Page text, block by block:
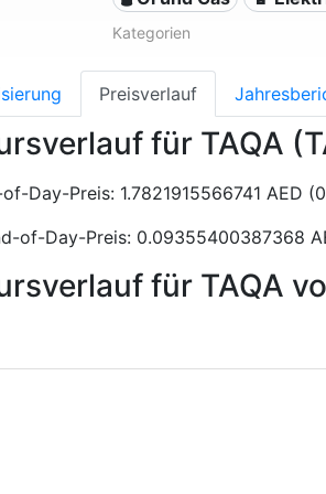
Kategorien
Preisverlauf
für TAQA
Day-Preis: 1.7821915566741 AED
of-Day-Preis: 0.09355400387368
für TAQA